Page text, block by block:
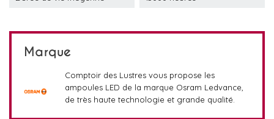
Marque
Comptoir des Lustres vous propose les
ampoules LED de la marque Osram Ledvance,
de très haute technologie et grande qualité.